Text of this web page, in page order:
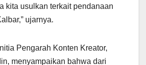
kita usulkan terkait pendanaan
ujarnya.
Pengarah Konten Kreator,
menyampaikan bahwa dari